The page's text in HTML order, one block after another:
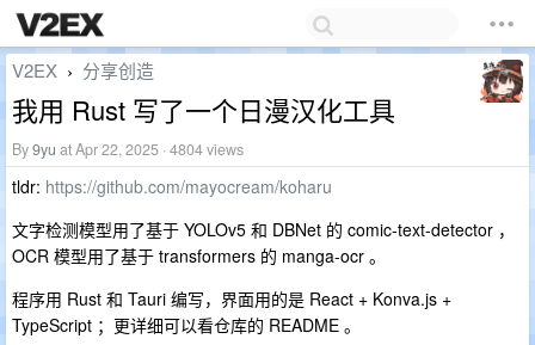
V2EX › 分享创造
我用 Rust 写了一个日漫汉化工具
By9yu at Apr 22, 2025 · 4804 views
tldr: https://github.com/mayocream/koharu
文字检测模型用了基于 YOLOv5 和 DBNet 的 comic-text-detector ，
OCR 模型用了基于 transformers 的 manga-ocr 。
程序用 Rust 和 Tauri 编写，界面用的是 React + Konva.js +
TypeScript ；更详细可以看仓库的 README 。